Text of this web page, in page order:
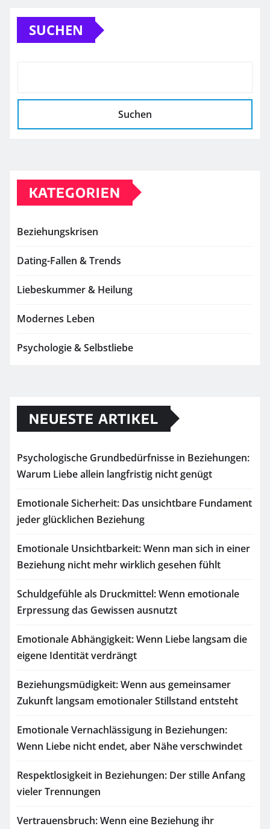
SUCHEN
Suchen
KATEGORIEN
Beziehungskrisen
Dating-Fallen & Trends
Liebeskummer & Heilung
Modernes Leben
Psychologie & Selbstliebe
NEUESTE ARTIKEL
Psychologische Grundbedürfnisse in Beziehungen:
Warum Liebe allein langfristig nicht genügt
Emotionale Sicherheit: Das unsichtbare Fundament
jeder glücklichen Beziehung
Emotionale Unsichtbarkeit: Wenn man sich in einer
Beziehung nicht mehr wirklich gesehen fühlt
Schuldgefühle als Druckmittel: Wenn emotionale
Erpressung das Gewissen ausnutzt
Emotionale Abhängigkeit: Wenn Liebe langsam die
eigene Identität verdrängt
Beziehungsmüdigkeit: Wenn aus gemeinsamer
Zukunft langsam emotionaler Stillstand entsteht
Emotionale Vernachlässigung in Beziehungen:
Wenn Liebe nicht endet, aber Nähe verschwindet
Respektlosigkeit in Beziehungen: Der stille Anfang
vieler Trennungen
Vertrauensbruch: Wenn eine Beziehung ihr